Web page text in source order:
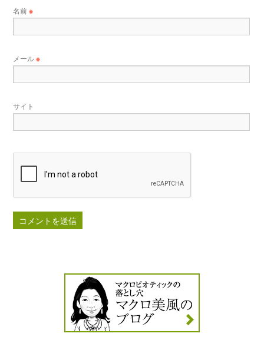
名前※
メール※
サイト